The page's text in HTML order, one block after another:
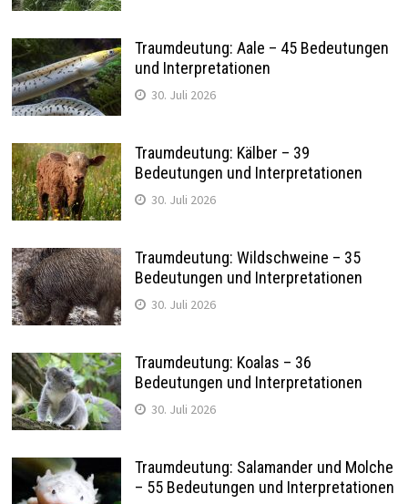
Traumdeutung: Aale – 45 Bedeutungen
und Interpretationen
30. Juli 2026
Traumdeutung: Kälber – 39
Bedeutungen und Interpretationen
30. Juli 2026
Traumdeutung: Wildschweine – 35
Bedeutungen und Interpretationen
30. Juli 2026
Traumdeutung: Koalas – 36
Bedeutungen und Interpretationen
30. Juli 2026
Traumdeutung: Salamander und Molche
– 55 Bedeutungen und Interpretationen